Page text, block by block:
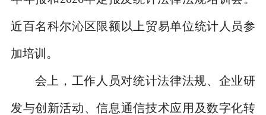
近百名科尔沁区限额以上贸易单位统计人员参
加培训。
会上，工作人员对统计法律法规、企业研
发与创新活动、信息通信技术应用及数字化转